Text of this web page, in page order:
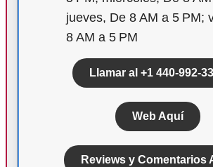
jueves, De 8 AM a 5 PM;
8 AM a 5 PM
Llamar al +1 440-992-
Web Aquí
Reviews y Comentarios